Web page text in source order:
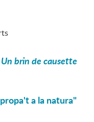
Un brin de causette
a la natura"